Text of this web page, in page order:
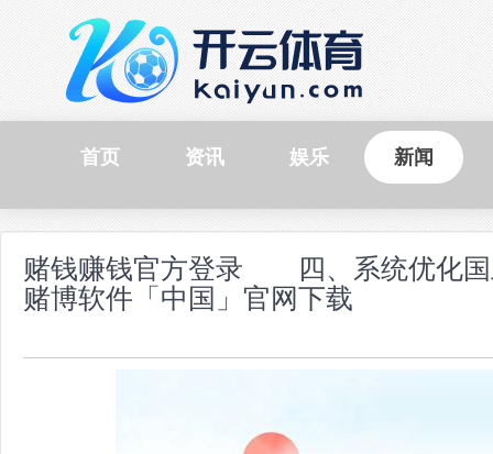
首页 资讯 娱乐 新闻
赌钱赚钱官方登录 四、系统优化国
赌博软件「中国」官网下载